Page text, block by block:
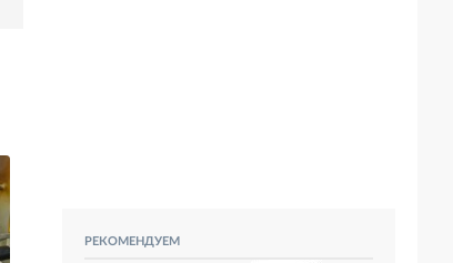
РЕКОМЕНДУЕМ